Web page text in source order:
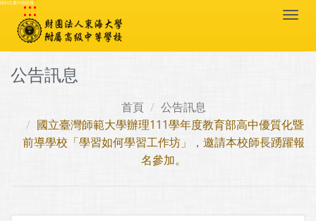
跳到主要內容區塊
:::
公告訊息
首頁
公告訊息
國立臺灣師範大學辦理111學年度教育部高中優質化暨
前導學校「學習如何學習工作坊」，邀請本校師長踴躍報
名參加。